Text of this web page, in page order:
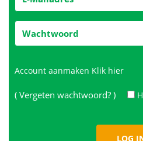
Account aanmaken Klik hier
( Vergeten wachtwoord? )